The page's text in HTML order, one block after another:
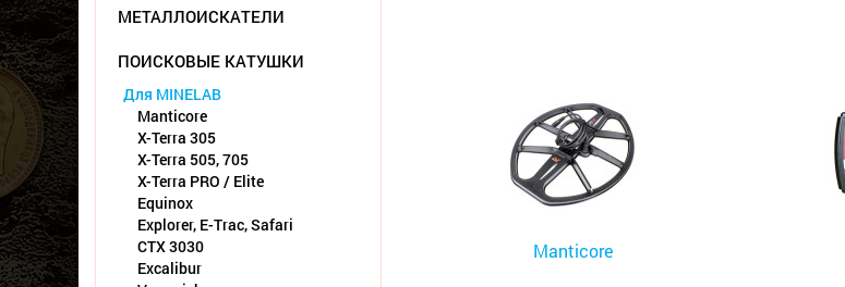
МЕТАЛЛОИСКАТЕЛИ
ПОИСКОВЫЕ КАТУШКИ
Для MINELAB
Manticore
X-Terra 305
X-Terra 505, 705
X-Terra PRO / Elite
Equinox
Explorer, E-Trac, Safari
CTX 3030
Excalibur
Manticore